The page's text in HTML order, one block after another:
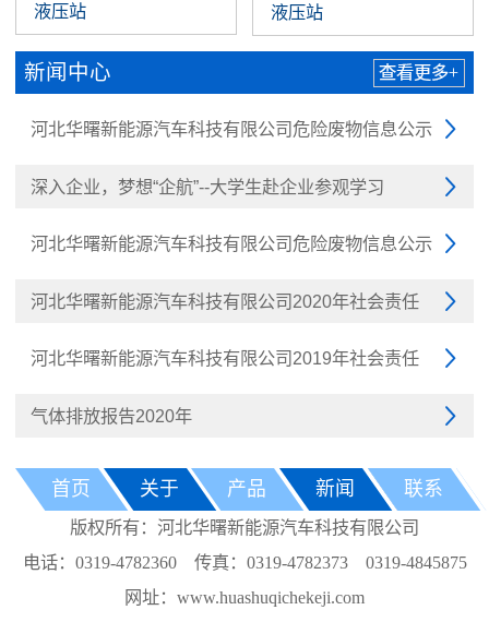
液压站 液压站
新闻中心 查看更多+

河北华曙新能源汽车科技有限公司危险废物信息公示

深入企业，梦想“企航”--大学生赴企业参观学习

河北华曙新能源汽车科技有限公司危险废物信息公示

河北华曙新能源汽车科技有限公司2020年社会责任

河北华曙新能源汽车科技有限公司2019年社会责任

气体排放报告2020年
首页 关于 产品 新闻 联系
版权所有：河北华曙新能源汽车科技有限公司
电话：0319-4782360 传真：0319-4782373 0319-4845875
网址：www.huashuqichekeji.com